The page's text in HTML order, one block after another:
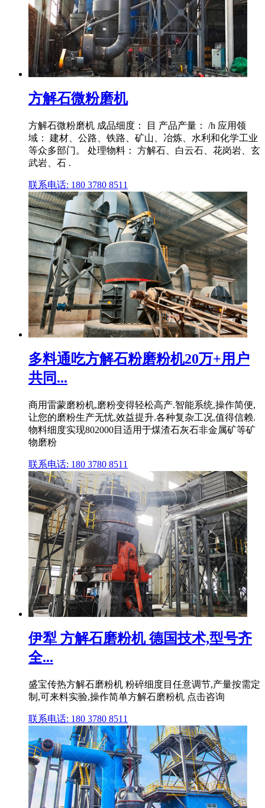
方解石微粉磨机
方解石微粉磨机 成品细度： 目 产品产量： /h 应用领
域： 建材、公路、铁路、矿山、冶炼、水利和化学工业
等众多部门。 处理物料： 方解石、白云石、花岗岩、玄
武岩、石 .
联系电话: 180 3780 8511
多料通吃方解石粉磨粉机20万+用户
共同...
商用雷蒙磨粉机,磨粉变得轻松高产.智能系统,操作简便,
让您的磨粉生产无忧,效益提升.各种复杂工况,值得信赖.
物料细度实现802000目适用于煤渣石灰石非金属矿等矿
物磨粉
联系电话: 180 3780 8511
伊犁 方解石磨粉机 德国技术,型号齐
全...
盛宝传热方解石磨粉机 粉碎细度目任意调节,产量按需定
制,可来料实验,操作简单方解石磨粉机 点击咨询
联系电话: 180 3780 8511